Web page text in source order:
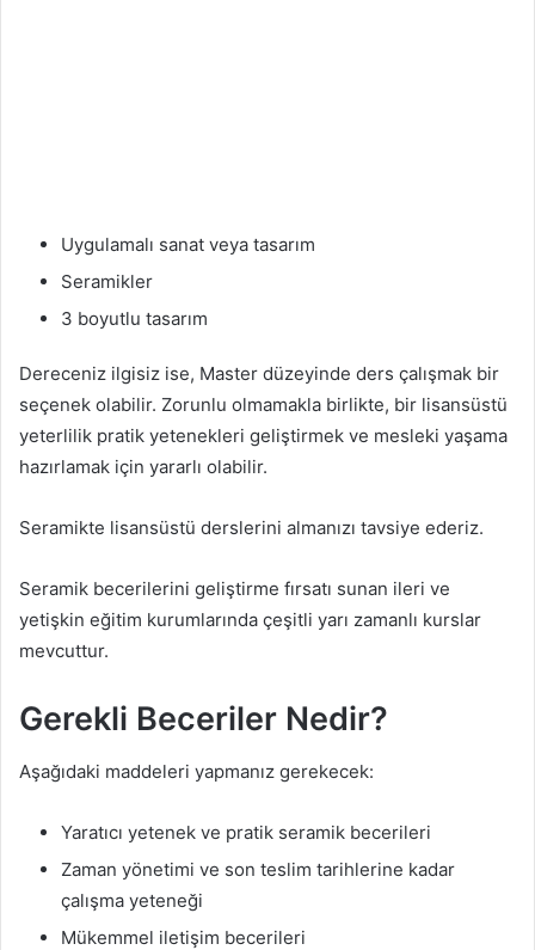
Uygulamalı sanat veya tasarım
Seramikler
3 boyutlu tasarım
Dereceniz ilgisiz ise, Master düzeyinde ders çalışmak bir
seçenek olabilir. Zorunlu olmamakla birlikte, bir lisansüstü
yeterlilik pratik yetenekleri geliştirmek ve mesleki yaşama
hazırlamak için yararlı olabilir.
Seramikte lisansüstü derslerini almanızı tavsiye ederiz.
Seramik becerilerini geliştirme fırsatı sunan ileri ve
yetişkin eğitim kurumlarında çeşitli yarı zamanlı kurslar
mevcuttur.
Gerekli Beceriler Nedir?
Aşağıdaki maddeleri yapmanız gerekecek:
Yaratıcı yetenek ve pratik seramik becerileri
Zaman yönetimi ve son teslim tarihlerine kadar
çalışma yeteneği
Mükemmel iletişim becerileri